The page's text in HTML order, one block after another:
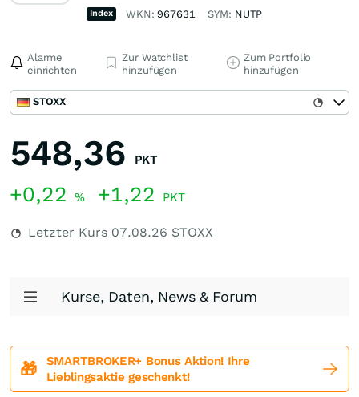
Index WKN:967631 SYM: NUTP
Alarme
einrichten
Zur Watchlist
hinzufügen
Zum Portfolio
hinzufügen
STOXX
548,36 PKT
+0,22 % +1,22 PKT
Letzter Kurs 07.08.26 STOXX
Kurse, Daten, News & Forum
🎁
SMARTBROKER+ Bonus Aktion! Ihre
Lieblingsaktie geschenkt!